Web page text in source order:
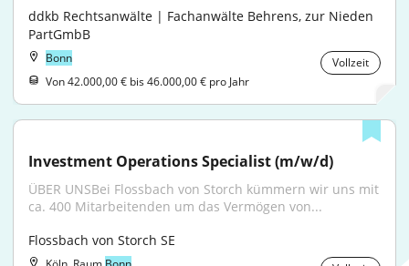
ddkb Rechtsanwälte | Fachanwälte Behrens, zur Nieden
PartGmbB
Bonn
Vollzeit
Von 42.000,00 € bis 46.000,00 € pro Jahr
Investment Operations Specialist (m/w/d)
ÜBER UNSBei Flossbach von Storch kümmern wir uns mit
ca. 400 Mitarbeitenden um das Vermögen von...
Flossbach von Storch SE